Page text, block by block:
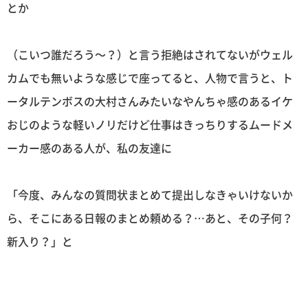
とか
（こいつ誰だろう〜？）と言う拒絶はされてないがウェル
カムでも無いような感じで座ってると、人物で言うと、ト
ータルテンボスの大村さんみたいなやんちゃ感のあるイケ
おじのような軽いノリだけど仕事はきっちりするムードメ
ーカー感のある人が、私の友達に
「今度、みんなの質問状まとめて提出しなきゃいけないか
ら、そこにある日報のまとめ頼める？…あと、その子何？
新入り？」と